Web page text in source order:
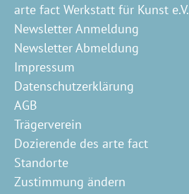
arte fact Werkstatt für Kunst e.V.
Newsletter Anmeldung
Newsletter Abmeldung
Impressum
Datenschutzerklärung
AGB
Trägerverein
Dozierende des arte fact
Standorte
Zustimmung ändern